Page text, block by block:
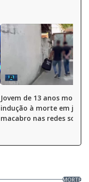
Jovem de 13 anos morre
indução à morte em jogo
macabro nas redes
MORTE